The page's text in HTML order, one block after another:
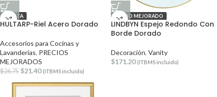
OFERTA
HULTARP-Riel Acero Dorado
Accesorios para Cocinas y
Lavanderías, PRECIOS
MEJORADOS
$26.75 $21.40 (ITBMS incluido)
PRECIO MEJORADO
LINDBYN Espejo Redondo Con
Borde Dorado
Decoración, Vanity
$171.20 (ITBMS incluido)